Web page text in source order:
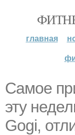
главная
Самое
эту
Gogi,